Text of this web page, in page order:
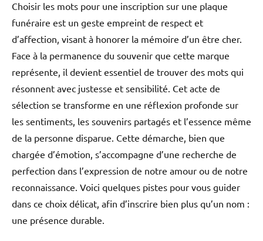
Choisir les mots pour une inscription sur une plaque
funéraire est un geste empreint de respect et
d’affection, visant à honorer la mémoire d’un être cher.
Face à la permanence du souvenir que cette marque
représente, il devient essentiel de trouver des mots qui
résonnent avec justesse et sensibilité. Cet acte de
sélection se transforme en une réflexion profonde sur
les sentiments, les souvenirs partagés et l’essence même
de la personne disparue. Cette démarche, bien que
chargée d’émotion, s’accompagne d’une recherche de
perfection dans l’expression de notre amour ou de notre
reconnaissance. Voici quelques pistes pour vous guider
dans ce choix délicat, afin d’inscrire bien plus qu’un nom :
une présence durable.